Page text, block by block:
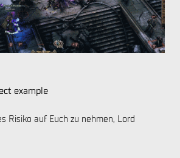
example
Risiko auf Euch zu nehmen, Lord